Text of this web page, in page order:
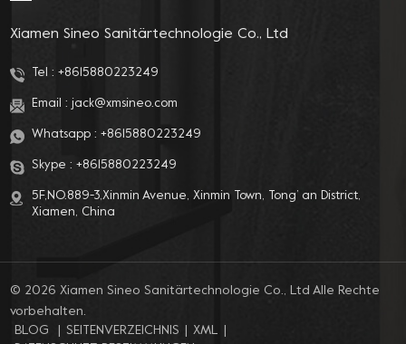
Hämorrhoiden. Jeder
persönliche Hygiene
Körperreinigungserlebnis
ultradünnes Design,
benötigt keine
Xiamen Sineo Sanitärtechnologie Co., Ltd
Tel : +8615880223249
Email : jack@xmsineo.com
Whatsapp : +8615880223249
Skype : +8615880223249
5F,NO.889-3,Xinmin Avenue, Xinmin Town, Tong’ an District,
Xiamen, China
© 2026 Xiamen Sineo Sanitärtechnologie Co., Ltd Alle Rechte
vorbehalten.
BLOG
SEITENVERZEICHNIS XML